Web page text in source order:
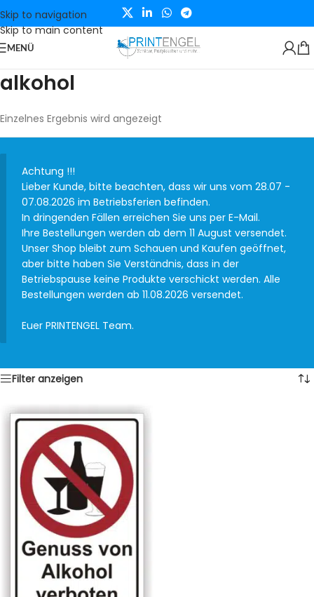
Skip to navigation
Skip to main content
MENÜ
alkohol
Einzelnes Ergebnis wird angezeigt
Achtung !!!
Lieber Kunde, bitte beachten, dass wir uns vom 28.07 -
07.08.2026 im Betriebsferien befinden.
In dringenden Fällen erreichen Sie uns per E-Mail.
Ihre Bestellungen werden ab dem 11 August versendet.
Unser Shop bleibt zum Schauen und Kaufen geöffnet,
aber bitte haben Sie Verständnis, dass in der
Betriebspause keine Produkte verschickt werden. Alle
Bestellungen werden ab 11.08.2026 versendet.
Euer PRINTENGEL Team.
Filter anzeigen